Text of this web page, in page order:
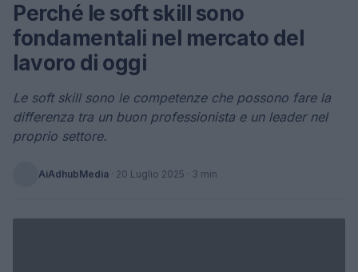
Perché le soft skill sono
fondamentali nel mercato del
lavoro di oggi
Le soft skill sono le competenze che possono fare la
differenza tra un buon professionista e un leader nel
proprio settore.
AiAdhubMedia · 20 Luglio 2025 · 3 min